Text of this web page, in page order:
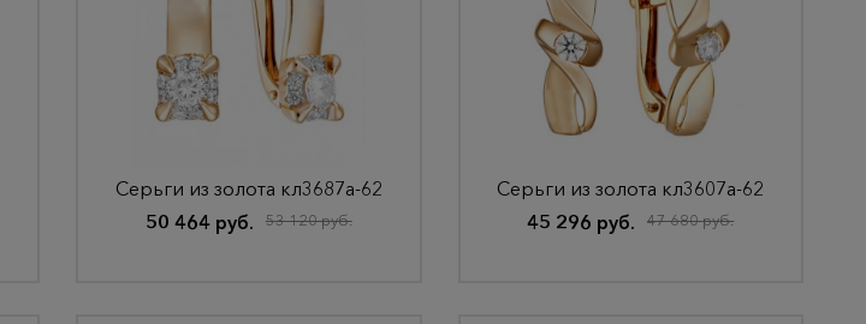
Серьги из золота кл3687а-62
50 464 руб.
53 120 руб.
Серьги из золота кл3607а-62
45 296 руб.
47 680 руб.